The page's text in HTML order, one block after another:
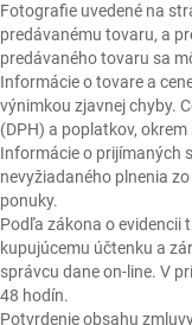
Fotografie uvedené na
predávanému tovaru, a
predávaného tovaru sa
Informácie o tovare a
výnimkou zjavnej chyby.
(DPH) a poplatkov,
Informácie o prijímaných
nevyžiadaného plnenia
ponuky.
Podľa zákona o evidencii
kupujúcemu účtenku a
správcu dane on-line. V
48 hodín.
Potvrdenie obsahu